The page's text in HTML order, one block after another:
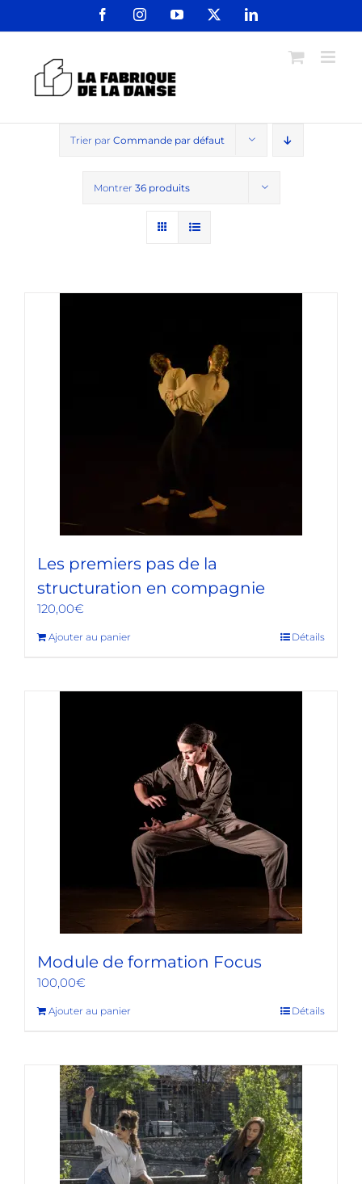
FacebookInstagramYouTube LinkedIn
Trier par Commande par défaut
Montrer 36 produits
Les premiers pas de la
structuration en compagnie
120,00€
Ajouter au panier Détails
Module de formation Focus
100,00€
Ajouter au panier Détails